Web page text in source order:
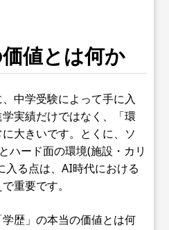
値とは何か
中学受験によって手に入
実績だけではなく、「環
大きいです。とくに、ソ
ハード面の環境(施設・カリ
入る点は、AI時代における
重要です。
歴」の本当の価値とは何